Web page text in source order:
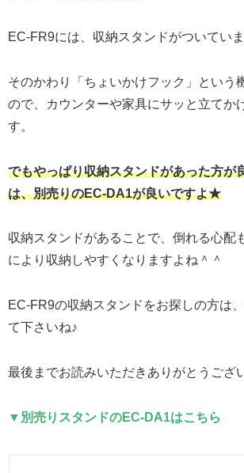
EC-FR9には、収納スタンドがついていま
そのかわり「ちょいかけフック」という
ので、カウンターや家具にサッと立てか
す。
でもやっぱり収納スタンドがあった方が
は、別売りのEC-DA1が良いですよ★
収納スタンドがあることで、倒れる心配
により収納しやすくなりますよね＾＾
EC-FR9の収納スタンドをお探しの方は
て下さいね♪
最後までお読みいただきありがとうござ
▼別売りスタンドのEC-DA1はこちら